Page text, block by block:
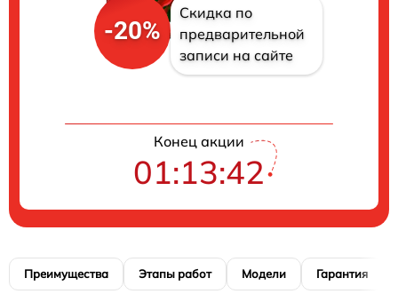
-20%
Скидка по
предварительной
записи на сайте
Конец акции
01:13:42
Преимущества Этапы работ Модели Гарантия